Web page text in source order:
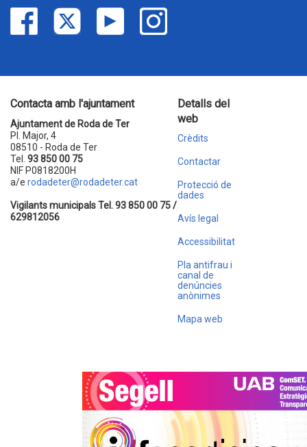
Contacta amb l'ajuntament
Ajuntament de Roda de Ter
Pl. Major, 4
08510 - Roda de Ter
Tel. 93 850 00 75
NIF P0818200H
a/e rodadeter@rodadeter.cat
Vigilants municipals Tel. 93 850 00 75 /
629812056
Detalls del
web
Crèdits
Contactar
Protecció de
dades
Avís legal
Accessibilitat
Pla antifrau i
canal de
denúncies
anònimes
Mapa web